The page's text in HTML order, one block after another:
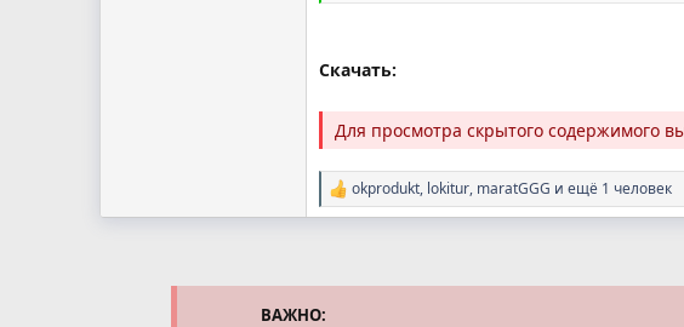
Скачать:
Для просмотра скрытого содержимого
Р
е
и
okprodukt, lokitur, maratGGG и ещё 1 человек
ВАЖНО: